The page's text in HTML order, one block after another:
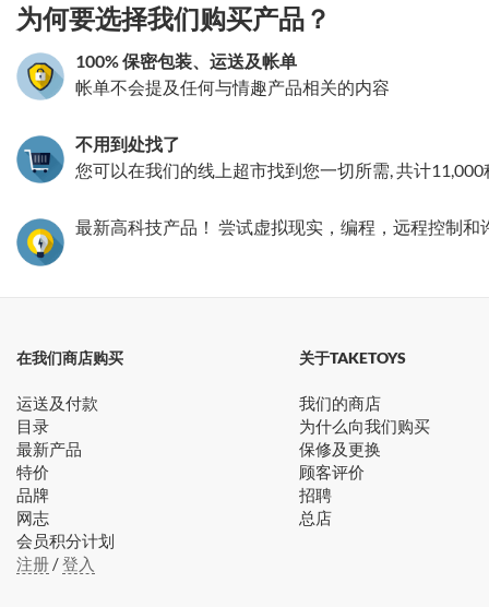
为何要选择我们购买产品？
100% 保密包装、运送及帐单
帐单不会提及任何与情趣产品相关的内容
不用到处找了
您可以在我们的线上超市找到您一切所需, 共计11,000
最新高科技产品！ 尝试虚拟现实，编程，远程控制
在我们商店购买
运送及付款
目录
最新产品
特价
品牌
网志
会员积分计划
注册/登入
关于TAKETOYS
我们的商店
为什么向我们购买
保修及更换
顾客评价
招聘
总店